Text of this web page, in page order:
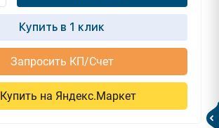
Купить в 1 клик
Запросить КП/Счет
Купить на Яндекс.Маркет